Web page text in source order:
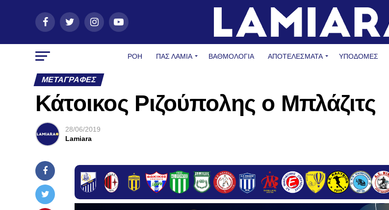
ΡΟΗ ΠΑΣ ΛΑΜΊΑ ΒΑΘΜΟΛΟΓΙΑ ΑΠΟΤΕΛΕΣΜΑΤΑ ΥΠΟΔΟΜΈΣ
ΜΕΤΑΓΡΑΦΈΣ
Κάτοικος Ριζούπολης ο Μπλάζιτς
28/06/2019
Lamiara